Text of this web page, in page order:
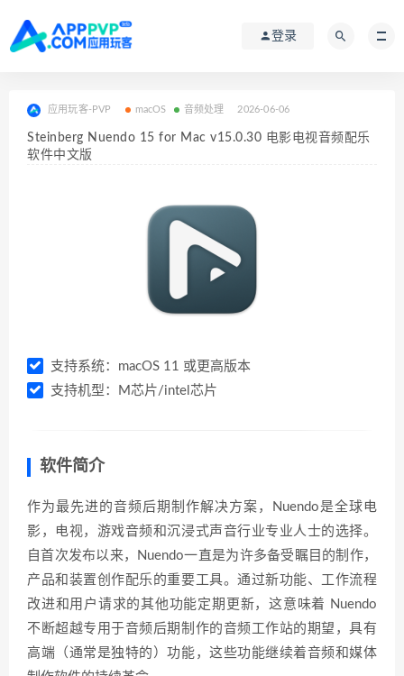
登录
应用玩客-PVP macOS 音频处理 2026-06-06
Steinberg Nuendo 15 for Mac v15.0.30 电影电视音频配乐
软件中文版
支持系统：macOS 11 或更高版本
支持机型：M芯片/intel芯片
软件简介
作为最先进的音频后期制作解决方案，Nuendo是全球电
影，电视，游戏音频和沉浸式声音行业专业人士的选择。
自首次发布以来，Nuendo一直是为许多备受瞩目的制作，
产品和装置创作配乐的重要工具。通过新功能、工作流程
改进和用户请求的其他功能定期更新，这意味着 Nuendo
不断超越专用于音频后期制作的音频工作站的期望，具有
高端（通常是独特的）功能，这些功能继续着音频和媒体